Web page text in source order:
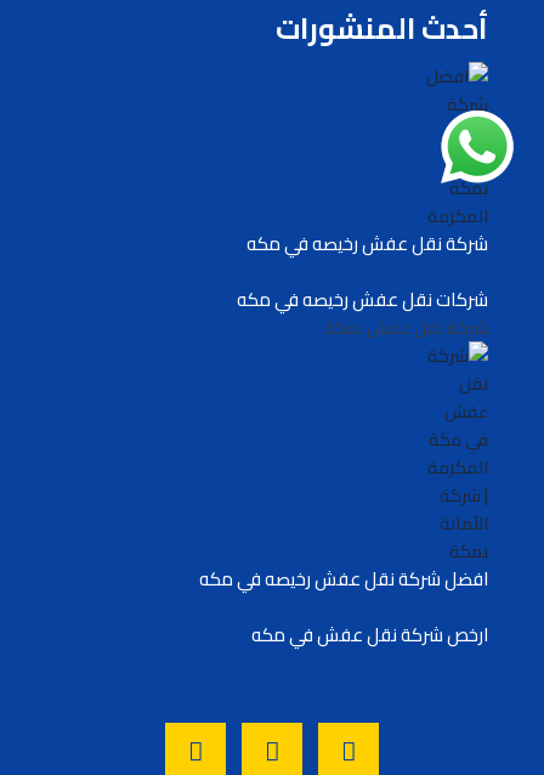
أحدث المنشورات
شركة نقل عفش رخيصه في مكه
شركات نقل عفش رخيصه في مكه
شركة نقل عفش بمكة
افضل شركة نقل عفش رخيصه في مكه
ارخص شركة نقل عفش في مكه